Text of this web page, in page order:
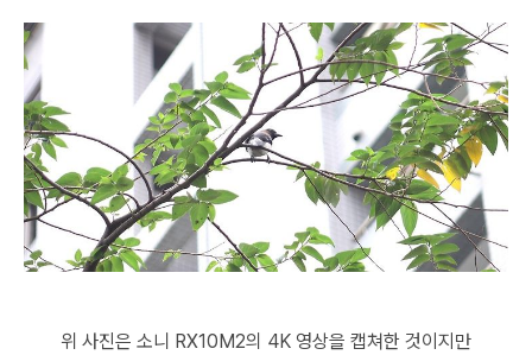
위 사진은 소니 RX10M2의 4K 영상을 캡쳐한 것이지만